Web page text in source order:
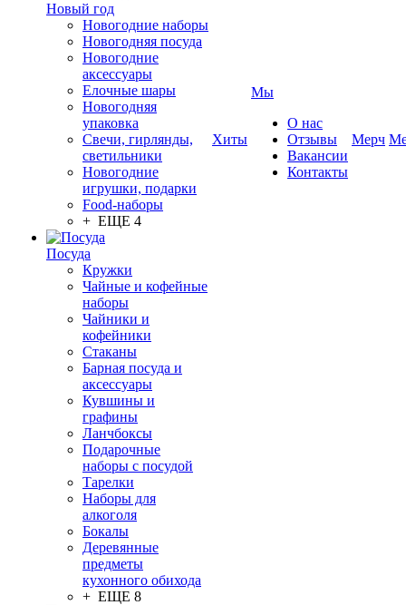
Новый год
Новогодние наборы
Новогодняя посуда
Новогодние
аксессуары
Елочные шары
Новогодняя
упаковка
Свечи, гирлянды,
светильники
Новогодние
игрушки, подарки
Food-наборы
+ ЕЩЕ 4
Посуда
Кружки
Чайные и кофейные
наборы
Чайники и
кофейники
Стаканы
Барная посуда и
аксессуары
Кувшины и
графины
Ланчбоксы
Подарочные
наборы с посудой
Тарелки
Наборы для
алкоголя
Бокалы
Деревянные
предметы
кухонного обихода
+ ЕЩЕ 8
Хиты
Мы
О нас
Отзывы
Вакансии
Контакты
Мерч